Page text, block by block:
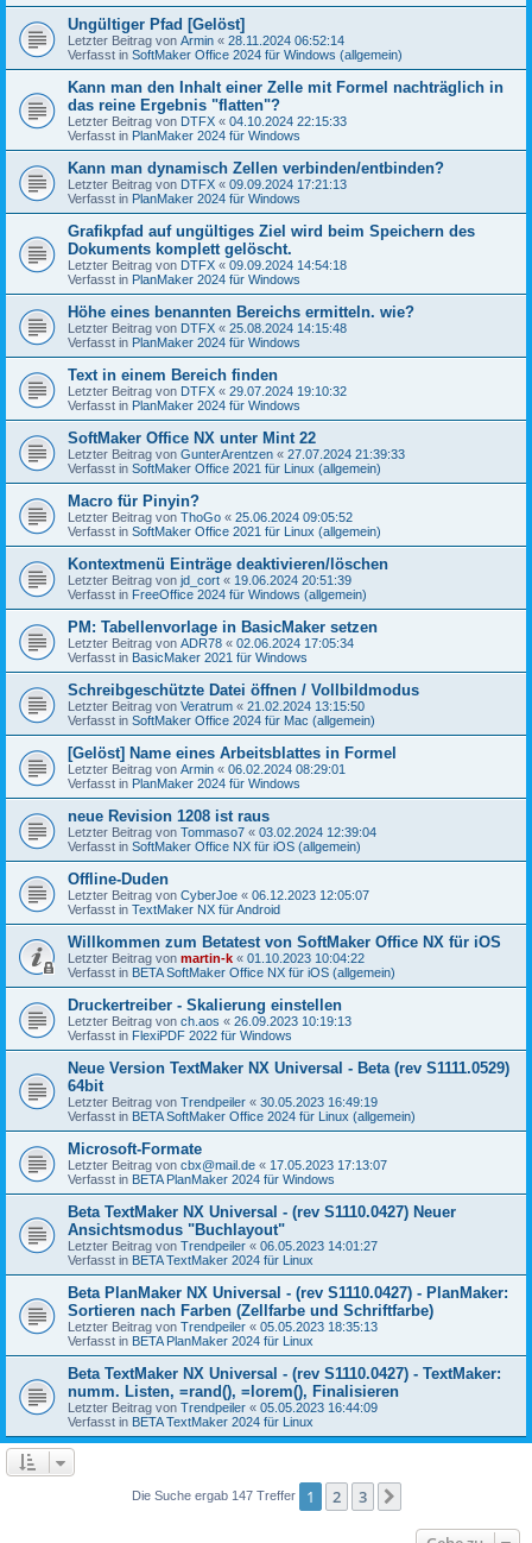
Ungültiger Pfad [Gelöst]
Letzter Beitrag von Armin « 28.11.2024 06:52:14
Verfasst in SoftMaker Office 2024 für Windows (allgemein)
Kann man den Inhalt einer Zelle mit Formel nachträglich in
das reine Ergebnis "flatten"?
Letzter Beitrag von DTFX « 04.10.2024 22:15:33
Verfasst in PlanMaker 2024 für Windows
Kann man dynamisch Zellen verbinden/entbinden?
Letzter Beitrag von DTFX « 09.09.2024 17:21:13
Verfasst in PlanMaker 2024 für Windows
Grafikpfad auf ungültiges Ziel wird beim Speichern des
Dokuments komplett gelöscht.
Letzter Beitrag von DTFX « 09.09.2024 14:54:18
Verfasst in PlanMaker 2024 für Windows
Höhe eines benannten Bereichs ermitteln. wie?
Letzter Beitrag von DTFX « 25.08.2024 14:15:48
Verfasst in PlanMaker 2024 für Windows
Text in einem Bereich finden
Letzter Beitrag von DTFX « 29.07.2024 19:10:32
Verfasst in PlanMaker 2024 für Windows
SoftMaker Office NX unter Mint 22
Letzter Beitrag von GunterArentzen « 27.07.2024 21:39:33
Verfasst in SoftMaker Office 2021 für Linux (allgemein)
Macro für Pinyin?
Letzter Beitrag von ThoGo « 25.06.2024 09:05:52
Verfasst in SoftMaker Office 2021 für Linux (allgemein)
Kontextmenü Einträge deaktivieren/löschen
Letzter Beitrag von jd_cort « 19.06.2024 20:51:39
Verfasst in FreeOffice 2024 für Windows (allgemein)
PM: Tabellenvorlage in BasicMaker setzen
Letzter Beitrag von ADR78 « 02.06.2024 17:05:34
Verfasst in BasicMaker 2021 für Windows
Schreibgeschützte Datei öffnen / Vollbildmodus
Letzter Beitrag von Veratrum « 21.02.2024 13:15:50
Verfasst in SoftMaker Office 2024 für Mac (allgemein)
[Gelöst] Name eines Arbeitsblattes in Formel
Letzter Beitrag von Armin « 06.02.2024 08:29:01
Verfasst in PlanMaker 2024 für Windows
neue Revision 1208 ist raus
Letzter Beitrag von Tommaso7 « 03.02.2024 12:39:04
Verfasst in SoftMaker Office NX für iOS (allgemein)
Offline-Duden
Letzter Beitrag von CyberJoe « 06.12.2023 12:05:07
Verfasst in TextMaker NX für Android
Willkommen zum Betatest von SoftMaker Office NX für iOS
Letzter Beitrag von martin-k « 01.10.2023 10:04:22
Verfasst in BETA SoftMaker Office NX für iOS (allgemein)
Druckertreiber - Skalierung einstellen
Letzter Beitrag von ch.aos « 26.09.2023 10:19:13
Verfasst in FlexiPDF 2022 für Windows
Neue Version TextMaker NX Universal - Beta (rev S1111.0529)
64bit
Letzter Beitrag von Trendpeiler « 30.05.2023 16:49:19
Verfasst in BETA SoftMaker Office 2024 für Linux (allgemein)
Microsoft-Formate
Letzter Beitrag von cbx@mail.de « 17.05.2023 17:13:07
Verfasst in BETA PlanMaker 2024 für Windows
Beta TextMaker NX Universal - (rev S1110.0427) Neuer
Ansichtsmodus "Buchlayout"
Letzter Beitrag von Trendpeiler « 06.05.2023 14:01:27
Verfasst in BETA TextMaker 2024 für Linux
Beta PlanMaker NX Universal - (rev S1110.0427) - PlanMaker:
Sortieren nach Farben (Zellfarbe und Schriftfarbe)
Letzter Beitrag von Trendpeiler « 05.05.2023 18:35:13
Verfasst in BETA PlanMaker 2024 für Linux
Beta TextMaker NX Universal - (rev S1110.0427) - TextMaker:
numm. Listen, =rand(), =lorem(), Finalisieren
Letzter Beitrag von Trendpeiler « 05.05.2023 16:44:09
Verfasst in BETA TextMaker 2024 für Linux
Die Suche ergab 147 Treffer 1 2 3